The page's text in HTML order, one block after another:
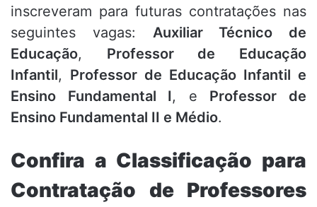
inscreveram para futuras contratações nas
seguintes vagas: Auxiliar Técnico de
Educação, Professor de Educação
Infantil, Professor de Educação Infantil e
Ensino Fundamental I, e Professor de
Ensino Fundamental II e Médio.
Confira a Classificação para
Contratação de Professores